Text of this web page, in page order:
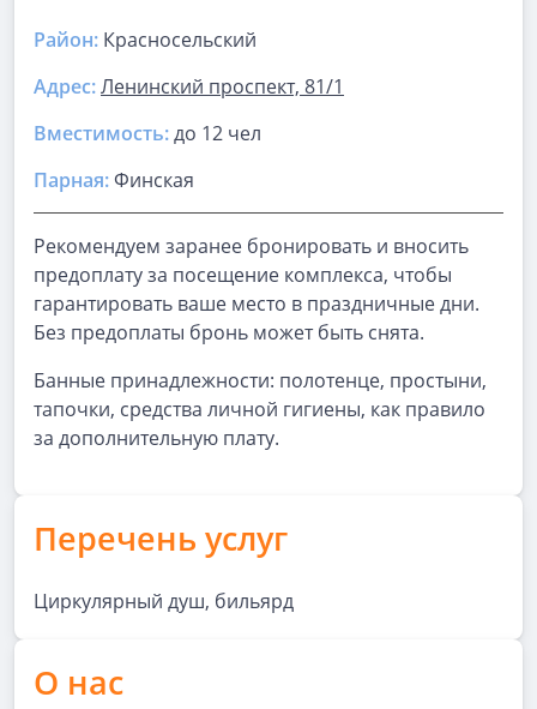
Район: Красносельский
Адрес:Ленинский проспект, 81/1
Вместимость:до 12 чел
Парная:Финская
Рекомендуем заранее бронировать и вносить
предоплату за посещение комплекса, чтобы
гарантировать ваше место в праздничные дни.
Без предоплаты бронь может быть снята.
Банные принадлежности: полотенце, простыни,
тапочки, средства личной гигиены, как правило
за дополнительную плату.
Перечень услуг
Циркулярный душ, бильярд
О нас